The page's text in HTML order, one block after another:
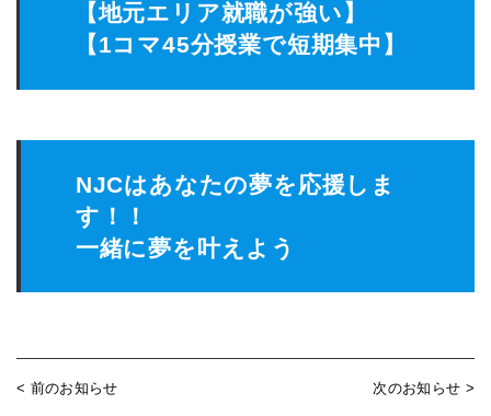
【地元エリア就職が強い】
【1コマ45分授業で短期集中】
NJCはあなたの夢を応援しま
す！！
一緒に夢を叶えよう
< 前のお知らせ 次のお知らせ >